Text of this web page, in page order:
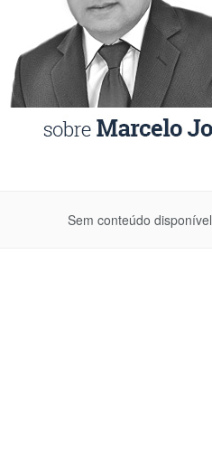
Sem conteúdo disponível